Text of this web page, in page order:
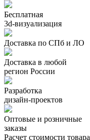
Бесплатная
3d-визуализация
Доставка по СПб и ЛО
Доставка в любой
регион России
Разработка
дизайн-проектов
Оптовые и розничные
заказы
Расчет стоимости товара